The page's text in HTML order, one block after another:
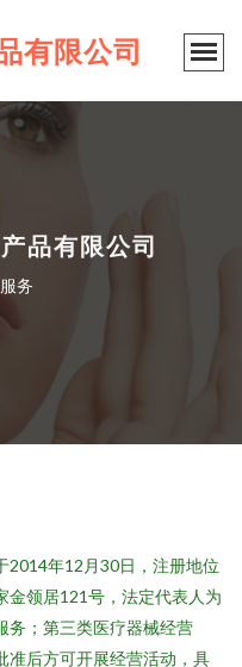
有限公司
品有限公司
务
2014年12月30日，注册地位
金领居121号，法定代表人为
务；第三类医疗器械经营
准后方可开展经营活动，具